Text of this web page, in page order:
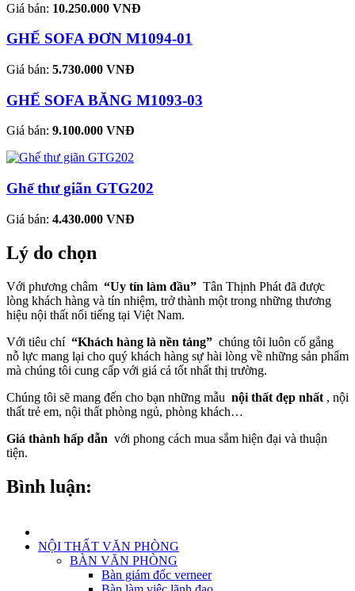
Giá bán: 10.250.000 VNĐ
GHẾ SOFA ĐƠN M1094-01
Giá bán: 5.730.000 VNĐ
GHẾ SOFA BĂNG M1093-03
Giá bán: 9.100.000 VNĐ
Ghế thư giãn GTG202
Giá bán: 4.430.000 VNĐ
Lý do chọn
Với phương châm “Uy tín làm đầu” Tân Thịnh Phát đã được
lòng khách hàng và tín nhiệm, trở thành một trong những thương
hiệu nội thất nổi tiếng tại Việt Nam.
Với tiêu chí “Khách hàng là nền tảng” chúng tôi luôn cố gắng
nỗ lực mang lại cho quý khách hàng sự hài lòng về những sản phẩm
mà chúng tôi cung cấp với giá cả tốt nhất thị trường.
Chúng tôi sẽ mang đến cho bạn những mẫu nội thất đẹp nhất , nội
thất trẻ em, nội thất phòng ngủ, phòng khách…
Giá thành hấp dẫn với phong cách mua sắm hiện đại và thuận
tiện.
Bình luận:
NỘI THẤT VĂN PHÒNG
BÀN VĂN PHÒNG
Bàn giám đốc verneer